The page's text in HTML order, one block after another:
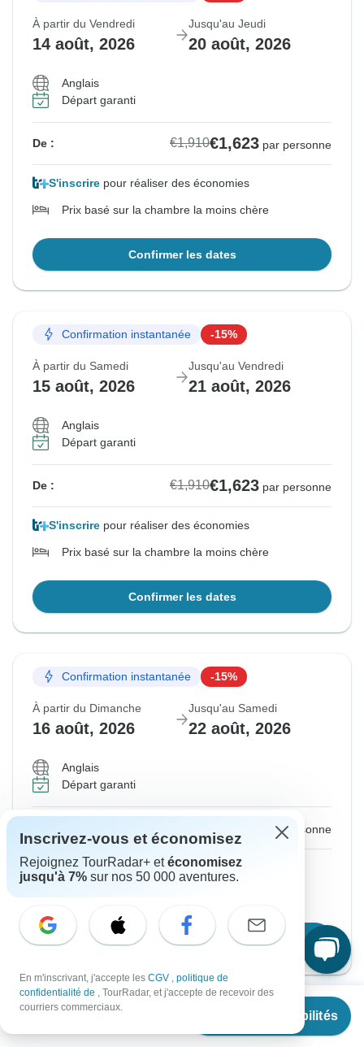
À partir de
Voir les disponibilités
À partir du Vendredi
14 août, 2026
Jusqu'au Jeudi
20 août, 2026
Anglais
Départ garanti
De : €1,910€1,623 par personne
S'inscrire pour réaliser des économies
Prix basé sur la chambre la moins chère
Confirmer les dates
Confirmation instantanée -15%
À partir du Samedi
15 août, 2026
Jusqu'au Vendredi
21 août, 2026
Anglais
Départ garanti
De : €1,910€1,623 par personne
S'inscrire pour réaliser des économies
Prix basé sur la chambre la moins chère
Confirmer les dates
Confirmation instantanée -15%
À partir du Dimanche
16 août, 2026
Jusqu'au Samedi
22 août, 2026
Anglais
Départ garanti
par personne
S'inscrirepour réaliser des économies
Confirmer les dates
Inscrivez-vous et économisez
Rejoignez TourRadar+ etéconomisez
jusqu'à 7% sur nos 50 000 aventures.
En m'inscrivant, j'accepte les CGV , politique de
confidentialité de , TourRadar, et j'accepte de recevoir des
courriers commerciaux.